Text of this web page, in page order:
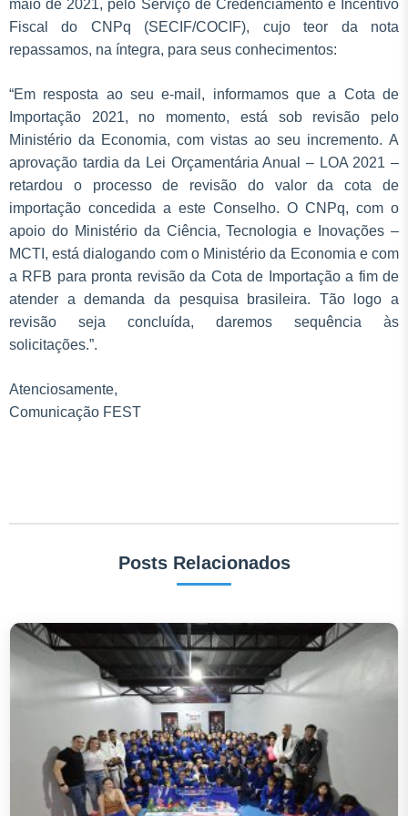
maio de 2021, pelo Serviço de Credenciamento e Incentivo
Fiscal do CNPq (SECIF/COCIF), cujo teor da nota
repassamos, na íntegra, para seus conhecimentos:
“Em resposta ao seu e-mail, informamos que a Cota de
Importação 2021, no momento, está sob revisão pelo
Ministério da Economia, com vistas ao seu incremento. A
aprovação tardia da Lei Orçamentária Anual – LOA 2021 –
retardou o processo de revisão do valor da cota de
importação concedida a este Conselho. O CNPq, com o
apoio do Ministério da Ciência, Tecnologia e Inovações –
MCTI, está dialogando com o Ministério da Economia e com
a RFB para pronta revisão da Cota de Importação a fim de
atender a demanda da pesquisa brasileira. Tão logo a
revisão seja concluída, daremos sequência às
solicitações.”.
Atenciosamente,
Comunicação FEST
Posts Relacionados